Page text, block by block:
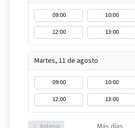
09:00 10:00
12:00
13:00
Martes, 11 de agosto
09:00 10:00
12:00
13:00
Anterior